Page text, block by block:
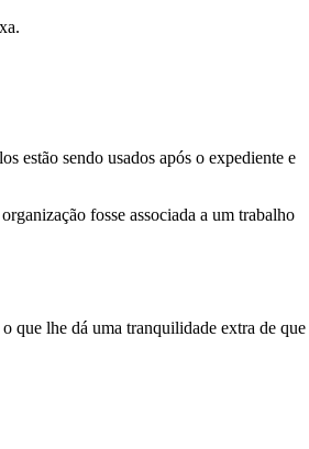
estão sendo usados ​​após o expediente e
fosse associada a um trabalho
que lhe dá uma tranquilidade extra de que